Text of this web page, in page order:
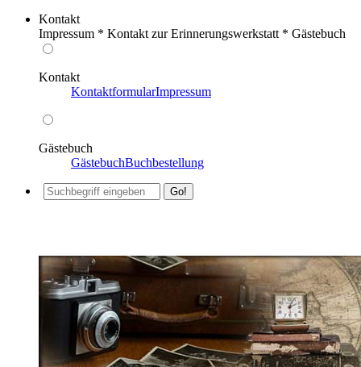
Kontakt
Impressum * Kontakt zur Erinnerungswerkstatt * Gästebuch
Kontakt
KontaktformularImpressum
Gästebuch
GästebuchBuchbestellung